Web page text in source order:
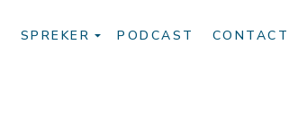
SPREKER PODCAST CONTACT